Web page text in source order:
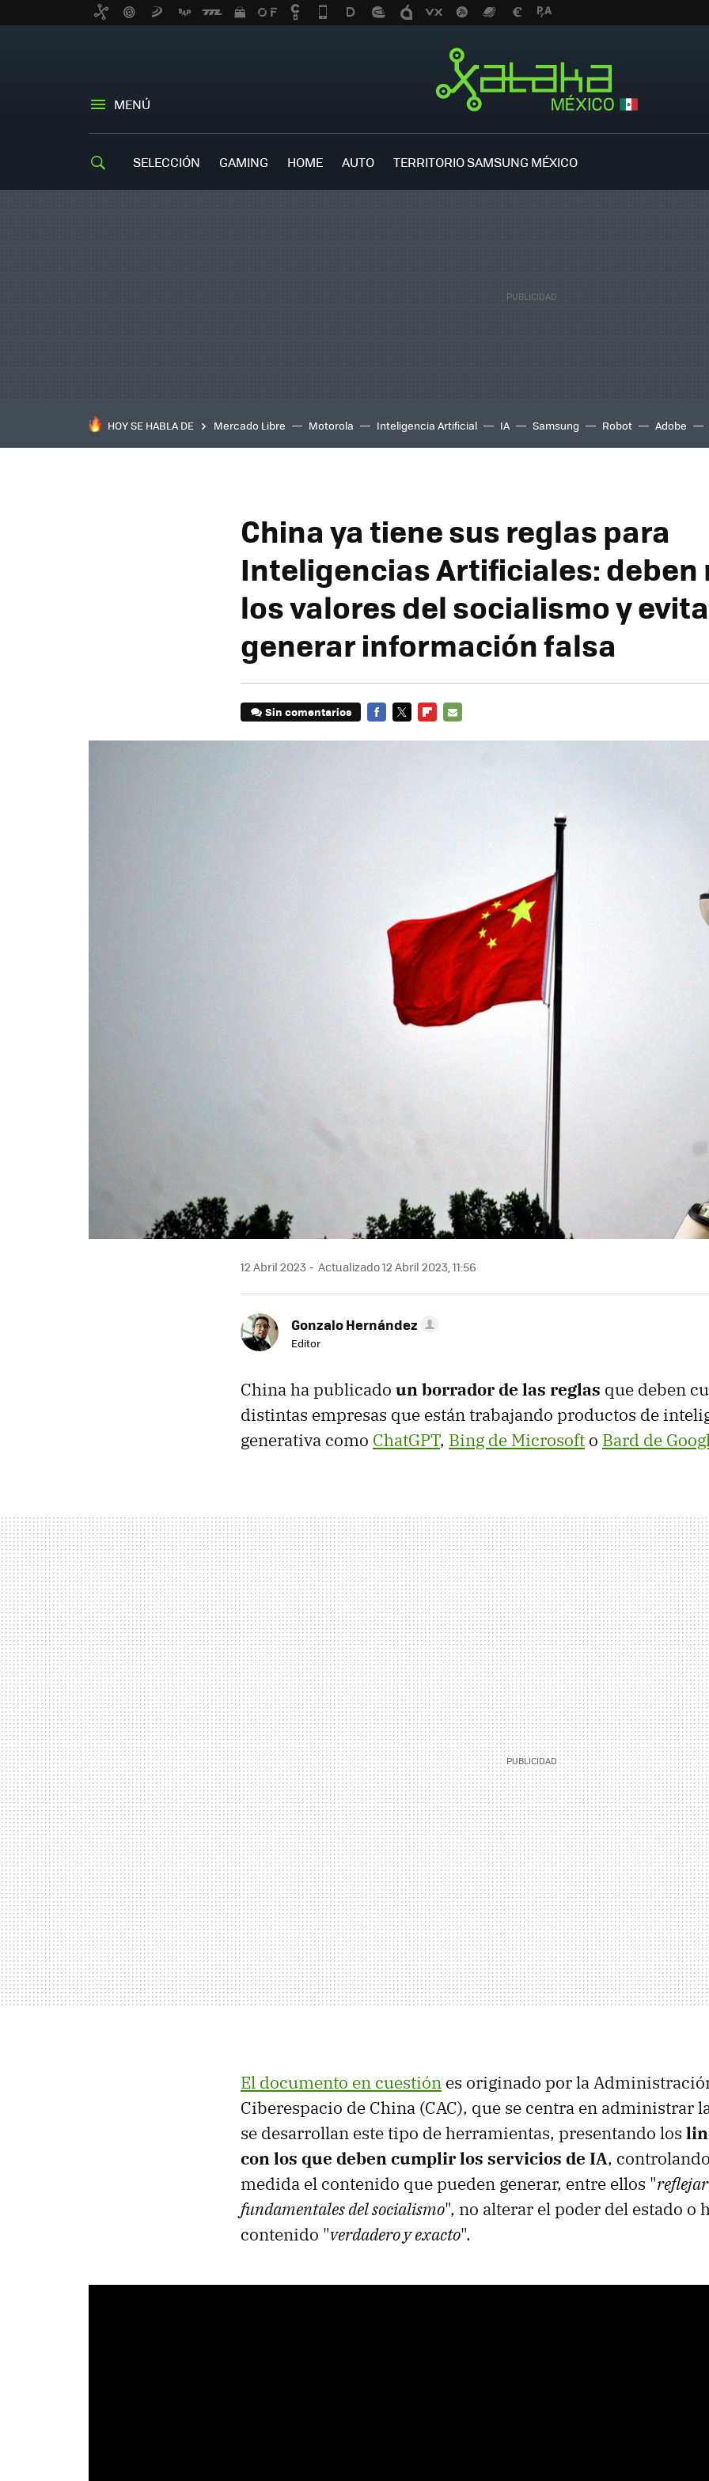
MENÚ
SELECCIÓN GAMING HOME AUTO TERRITORIO SAMSUNG MÉXICO
HOY SE HABLA DE Mercado Libre Motorola Inteligencia Artificial IA Samsung Robot Adobe
China ya tiene sus reglas para
Inteligencias Artificiales: deben
los valores del socialismo y
generar información falsa
Sin comentarios
12 Abril 2023 Actualizado 12 Abril 2023, 11:56
Gonzalo Hernández
Editor
China ha publicado un borrador de las reglas que deben
distintas empresas que están trabajando productos de
generativa como ChatGPT, Bing de Microsoft o Bard de
El documento en cuestión es originado por la
Ciberespacio de China (CAC), que se centra en administrar
se desarrollan este tipo de herramientas, presentando los
con los que deben cumplir los servicios de IA,
medida el contenido que pueden generar, entre ellos "reflejar
fundamentales del socialismo", no alterar el poder del estado o
contenido "verdadero y exacto".